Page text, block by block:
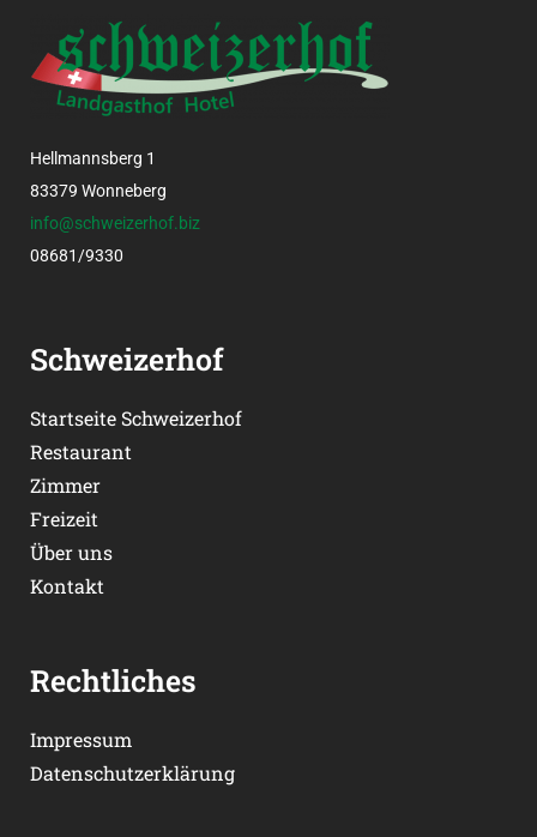
Hellmannsberg 1
83379 Wonneberg
info@schweizerhof.biz
08681/9330
Schweizerhof
Startseite Schweizerhof
Restaurant
Zimmer
Freizeit
Über uns
Kontakt
Rechtliches
Impressum
Datenschutzerklärung